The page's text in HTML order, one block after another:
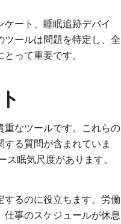
ート、睡眠追跡デバイ
ールは問題を特定し、全
って重要です。
重なツールです。これらの
る質問が含まれていま
眠気尺度があります。
するのに役立ちます。労働
事のスケジュールが休息